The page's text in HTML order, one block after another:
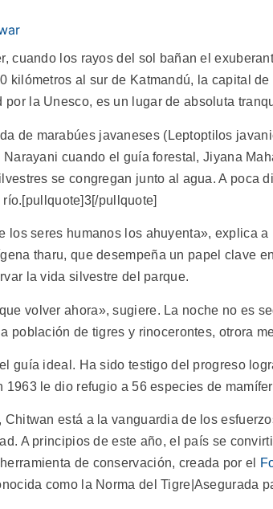
cuando los rayos del sol bañan el
kilómetros al sur de Katmandú, la capital
por la Unesco, es un lugar de absoluta
de marabúes javaneses (Leptoptilos
Narayani cuando el guía forestal, Jiyana
se congregan junto al agua. A poca
río.[pullquote]3[/pullquote]
los seres humanos los ahuyenta», explica
tharu, que desempeña un papel clave
la vida silvestre del parque.
volver ahora», sugiere. La noche no es
población de tigres y rinocerontes, otrora
guía ideal. Ha sido testigo del progreso
1963 le dio refugio a 56 especies de
Chitwan está a la vanguardia de los
A principios de este año, el país se
de conservación, creada por el
como la Norma del Tigre|Asegurada